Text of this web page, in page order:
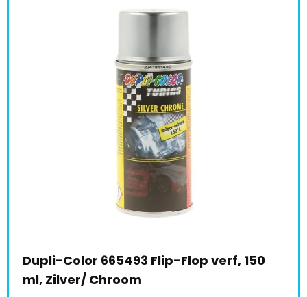
Dupli-Color 665493 Flip-Flop verf, 150
ml, Zilver/ Chroom